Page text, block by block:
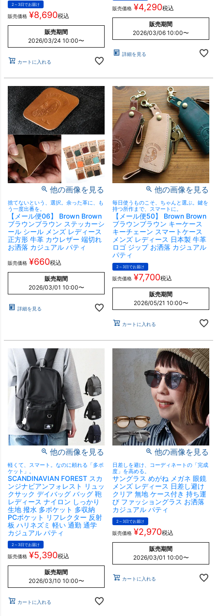
2～3日でお届け
販売価格 ¥8,690税込
販売期間
2026/03/24 10:00〜
カートに入れる
販売価格 ¥4,290税込
販売期間
2026/03/06 10:00〜
詳細を見る
他の画像を見る
捨てないという、選択。余った革に、も
う一度出番を。
【メール便06】 Brown Brown
ブラウンブラウン ステッカーシ
ール シール メンズ レディース
正方形 牛革 カウレザー 端切れ
お洒落 カジュアル パティ
販売価格 ¥660税込
販売期間
2026/03/01 10:00〜
詳細を見る
他の画像を見る
毎日使うものこそ、ちゃんと選ぶ。鍵を
持つ所作まで、スマートに。
【メール便50】 Brown Brown
ブラウンブラウン キーケース
キーチェーン スマートケース
メンズ レディース 日本製 牛革
ロゴ ジップ お洒落 カジュアル
パティ
2～3日でお届け
販売価格 ¥7,700税込
販売期間
2026/05/21 10:00〜
カートに入れる
他の画像を見る
軽くて、スマート。なのに頼れる「多ポ
ケット」。
SCANDINAVIAN FOREST スカ
ンジナビアンフォレスト リュッ
クサック デイバッグ バッグ 鞄
レディース ナイロン しっかり
生地 撥水 多ポケット 多収納
PCポケット リフレクター 反射
板 ハリネズミ 軽い 通勤 通学
カジュアル パティ
2～3日でお届け
販売価格 ¥5,390税込
販売期間
2026/03/10 10:00〜
カートに入れる
他の画像を見る
日差しを避け、コーディネートの「完成
度」を高める。
サングラス めがね メガネ 眼鏡
メンズ レディース 日差し避け
クリア 無地 ケース付き 持ち運
び ファッショングラス お洒落
カジュアル パティ
2～3日でお届け
販売価格 ¥2,970税込
販売期間
2026/03/01 10:00〜
カートに入れる